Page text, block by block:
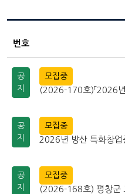
번호
공
지
모집중
(2026-170호)「2026
공
지
모집중
2026년 방산 특화창업
공
지
모집중
(2026-168호) 평창군